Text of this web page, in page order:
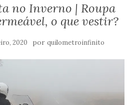
no Inverno | Roupa
o que vestir?
2020 por quilometroinfinito